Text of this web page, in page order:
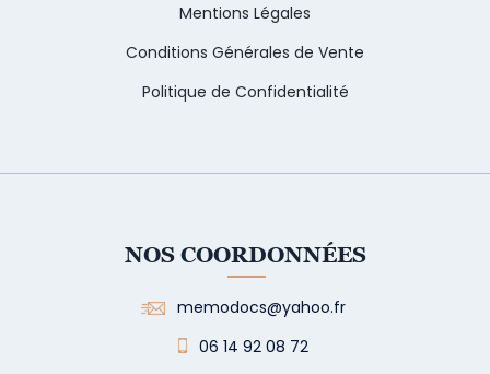
Mentions Légales
Conditions Générales de Vente
Politique de Confidentialité
NOS COORDONNÉES
memodocs@yahoo.fr
06 14 92 08 72